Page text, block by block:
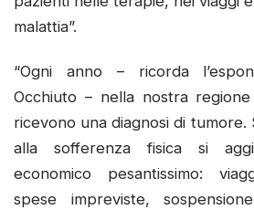
malattia”.
“Ogni anno – ricorda
Occhiuto – nella nostra
ricevono una diagnosi di
alla sofferenza fisica si
economico pesantissimo:
spese impreviste,